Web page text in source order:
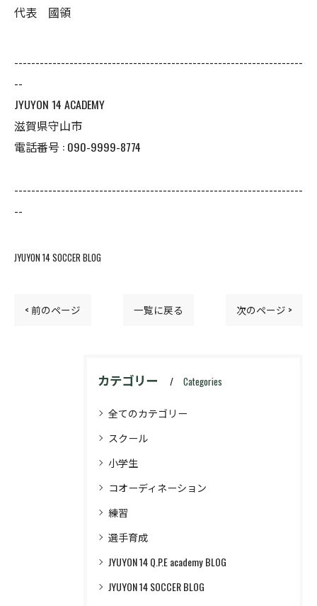
代表 國領
--------------------------------------------------------------------
--
JYUYON 14 ACADEMY
滋賀県守山市
電話番号 : 090-9999-8774
--------------------------------------------------------------------
--
JYUYON 14 SOCCER BLOG
< 前のページ 一覧に戻る 次のページ >
カテゴリー Categories
全てのカテゴリー
スクール
小学生
コオーディネーション
練習
選手育成
JYUYON 14 Q.P.E academy BLOG
JYUYON 14 SOCCER BLOG